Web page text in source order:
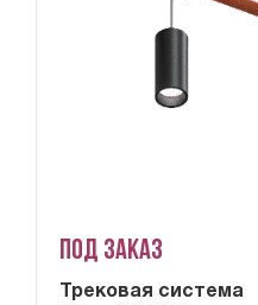
Под заказ
Трековая система